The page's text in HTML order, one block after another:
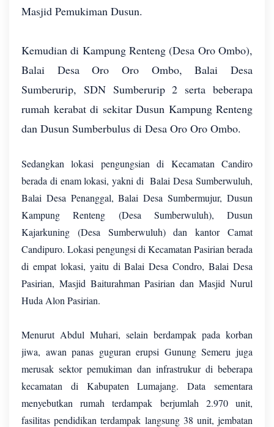
Masjid Pemukiman Dusun.
Kemudian di Kampung Renteng (Desa Oro Ombo),
Balai Desa Oro Oro Ombo, Balai Desa
Sumberurip, SDN Sumberurip 2 serta beberapa
rumah kerabat di sekitar Dusun Kampung Renteng
dan Dusun Sumberbulus di Desa Oro Oro Ombo.
Sedangkan lokasi pengungsian di Kecamatan Candiro
berada di enam lokasi, yakni di Balai Desa Sumberwuluh,
Balai Desa Penanggal, Balai Desa Sumbermujur, Dusun
Kampung Renteng (Desa Sumberwuluh), Dusun
Kajarkuning (Desa Sumberwuluh) dan kantor Camat
Candipuro. Lokasi pengungsi di Kecamatan Pasirian berada
di empat lokasi, yaitu di Balai Desa Condro, Balai Desa
Pasirian, Masjid Baiturahman Pasirian dan Masjid Nurul
Huda Alon Pasirian.
Menurut Abdul Muhari, selain berdampak pada korban
jiwa, awan panas guguran erupsi Gunung Semeru juga
merusak sektor pemukiman dan infrastrukur di beberapa
kecamatan di Kabupaten Lumajang. Data sementara
menyebutkan rumah terdampak berjumlah 2.970 unit,
fasilitas pendidikan terdampak langsung 38 unit, jembatan